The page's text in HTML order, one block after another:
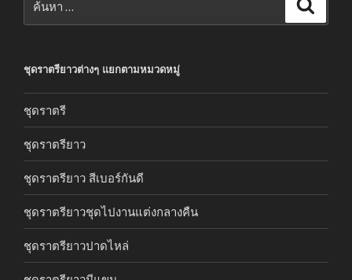
ชุดราตรียาวต่างๆ แยกตามหมวดหมู่
ชุดราตรี
ชุดราตรียาว
ชุดราตรียาว สีเบอร์กันดี
ชุดราตรียาวชุดไปงานแต่งกลางคืน
ชุดราตรียาวปาดไหล่